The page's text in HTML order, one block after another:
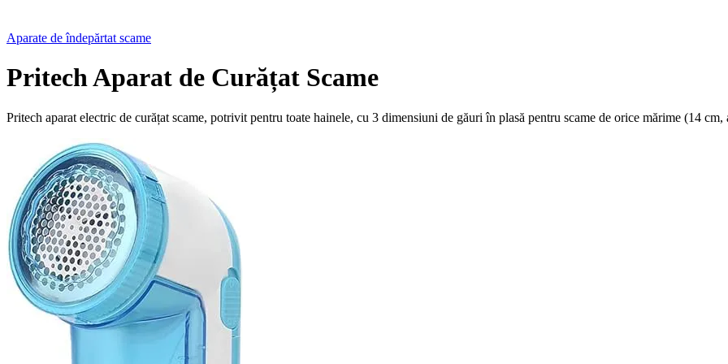
Aparate de îndepărtat scame
Pritech Aparat de Curățat Scame
Pritech aparat electric de curățat scame, potrivit pentru toate hainele, cu 3 dimensiuni de găuri în plasă pentru scame de orice mărime (14 cm,